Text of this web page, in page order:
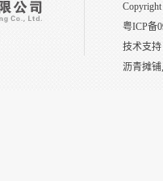
粤ICP备
技术支
沥青摊